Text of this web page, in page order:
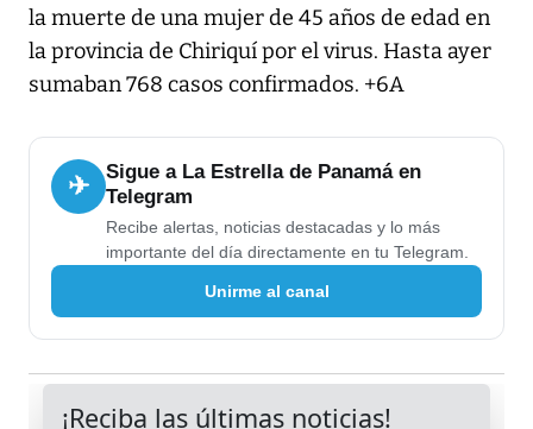
la muerte de una mujer de 45 años de edad en
la provincia de Chiriquí por el virus. Hasta ayer
sumaban 768 casos confirmados. +6A
✈
Sigue a La Estrella de Panamá en
Telegram
Recibe alertas, noticias destacadas y lo más
importante del día directamente en tu Telegram.
Unirme al canal